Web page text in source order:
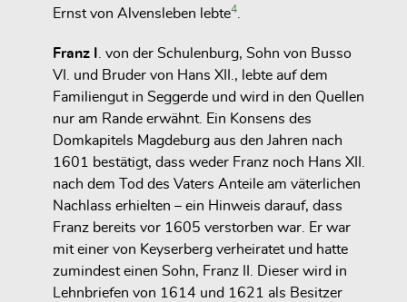
Ernst von Alvensleben lebte4
Franz I. von der Schulenburg, Sohn von Busso
VI. und Bruder von Hans XII., lebte auf dem
Familiengut in Seggerde und wird in den Quellen
nur am Rande erwähnt. Ein Konsens des
Domkapitels Magdeburg aus den Jahren nach
1601 bestätigt, dass weder Franz noch Hans XII.
nach dem Tod des Vaters Anteile am väterlichen
Nachlass erhielten – ein Hinweis darauf, dass
Franz bereits vor 1605 verstorben war. Er war
mit einer von Keyserberg verheiratet und hatte
zumindest einen Sohn, Franz II. Dieser wird in
Lehnbriefen von 1614 und 1621 als Besitzer